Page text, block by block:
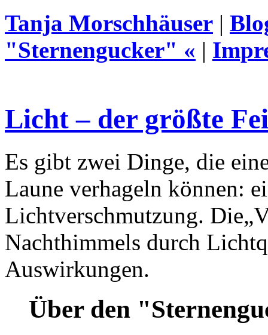
Tanja Morschhäuser |
"Sternengucker" « |
Licht – der größte
Es gibt zwei Dinge, die
Laune verhageln können:
Lichtverschmutzung.
Nachthimmels durch
Auswirkungen.
Über den